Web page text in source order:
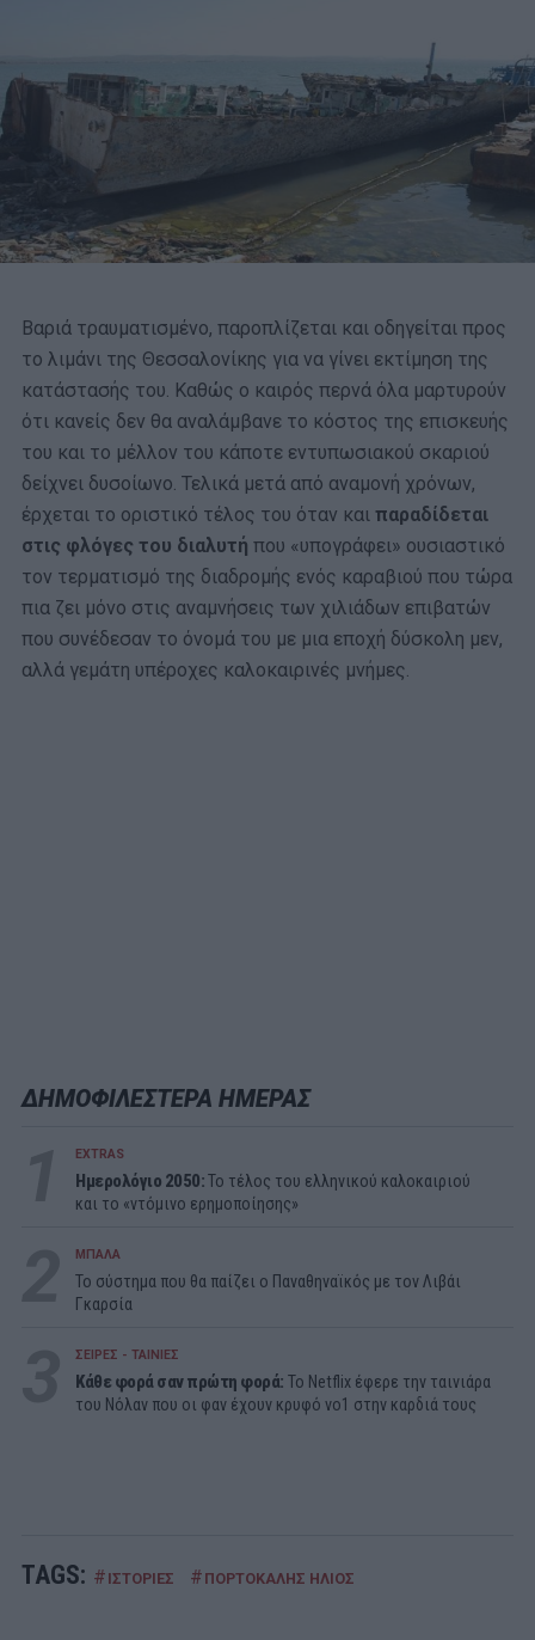
Βαριά τραυματισμένο, παροπλίζεται και οδηγείται προς
το λιμάνι της Θεσσαλονίκης για να γίνει εκτίμηση της
κατάστασής του. Καθώς ο καιρός περνά όλα μαρτυρούν
ότι κανείς δεν θα αναλάμβανε το κόστος της επισκευής
του και το μέλλον του κάποτε εντυπωσιακού σκαριού
δείχνει δυσοίωνο. Τελικά μετά από αναμονή χρόνων,
έρχεται το οριστικό τέλος του όταν και παραδίδεται
στις φλόγες του διαλυτή που «υπογράφει» ουσιαστικό
τον τερματισμό της διαδρομής ενός καραβιού που τώρα
πια ζει μόνο στις αναμνήσεις των χιλιάδων επιβατών
που συνέδεσαν το όνομά του με μια εποχή δύσκολη μεν,
αλλά γεμάτη υπέροχες καλοκαιρινές μνήμες.
ΔΗΜΟΦΙΛΕΣΤΕΡΑ ΗΜΕΡΑΣ
EXTRAS
Ημερολόγιο 2050:To τέλος του ελληνικού καλοκαιριού
και το «ντόμινο ερημοποίησης»
ΜΠΑΛΑ
Το σύστημα που θα παίζει ο Παναθηναϊκός με τον Λιβάι
Γκαρσία
ΣΕΙΡΕΣ - ΤΑΙΝΙΕΣ
Κάθε φορά σαν πρώτη φορά: Το Netflix έφερε την ταινιάρα
του Νόλαν που οι φαν έχουν κρυφό νο1 στην καρδιά τους
TAGS: # ΙΣΤΟΡΙΕΣ # ΠΟΡΤΟΚΑΛΗΣ ΗΛΙΟΣ